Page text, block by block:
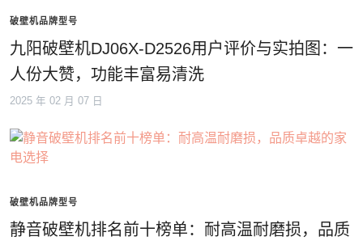
破壁机品牌型号
九阳破壁机DJ06X-D2526用户评价与实拍图：一
人份大赞，功能丰富易清洗
2025 年 02 月 07 日
破壁机品牌型号
静音破壁机排名前十榜单：耐高温耐磨损，品质